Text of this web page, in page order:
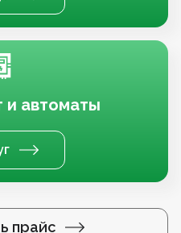
и автоматы
прайс